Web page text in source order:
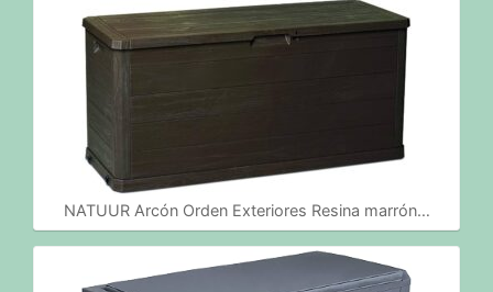
NATUUR Arcón Orden Exteriores Resina marrón…